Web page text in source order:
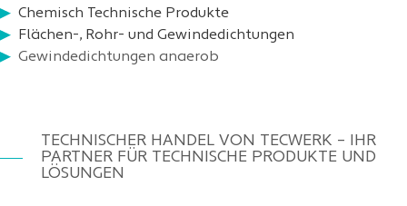
Chemisch Technische Produkte
Flächen-, Rohr- und Gewindedichtungen
Gewindedichtungen anaerob
TECHNISCHER HANDEL VON TECWERK – IHR
PARTNER FÜR TECHNISCHE PRODUKTE UND
LÖSUNGEN